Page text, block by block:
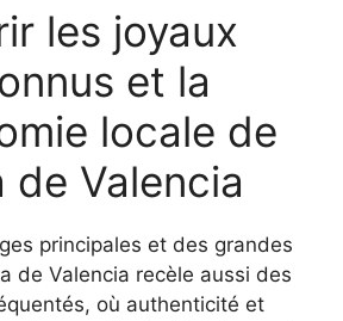
et la
locale de
de Valencia
principales et des grandes
de Valencia recèle aussi des
où authenticité et